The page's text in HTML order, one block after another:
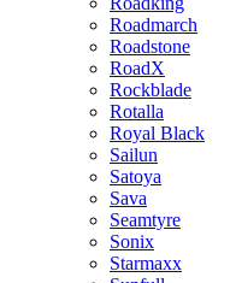
Roadmarch
Roadstone
RoadX
Rockblade
Rotalla
Royal Black
Sailun
Satoya
Sava
Seamtyre
Sonix
Starmaxx